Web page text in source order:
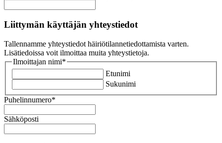
Liittymän käyttäjän yhteystiedot
Tallennamme yhteystiedot häiriötilannetiedottamista varten.
Lisätiedoissa voit ilmoittaa muita yhteystietoja.
Ilmoittajan nimi*
Etunimi
Sukunimi
Puhelinnumero*
Sähköposti